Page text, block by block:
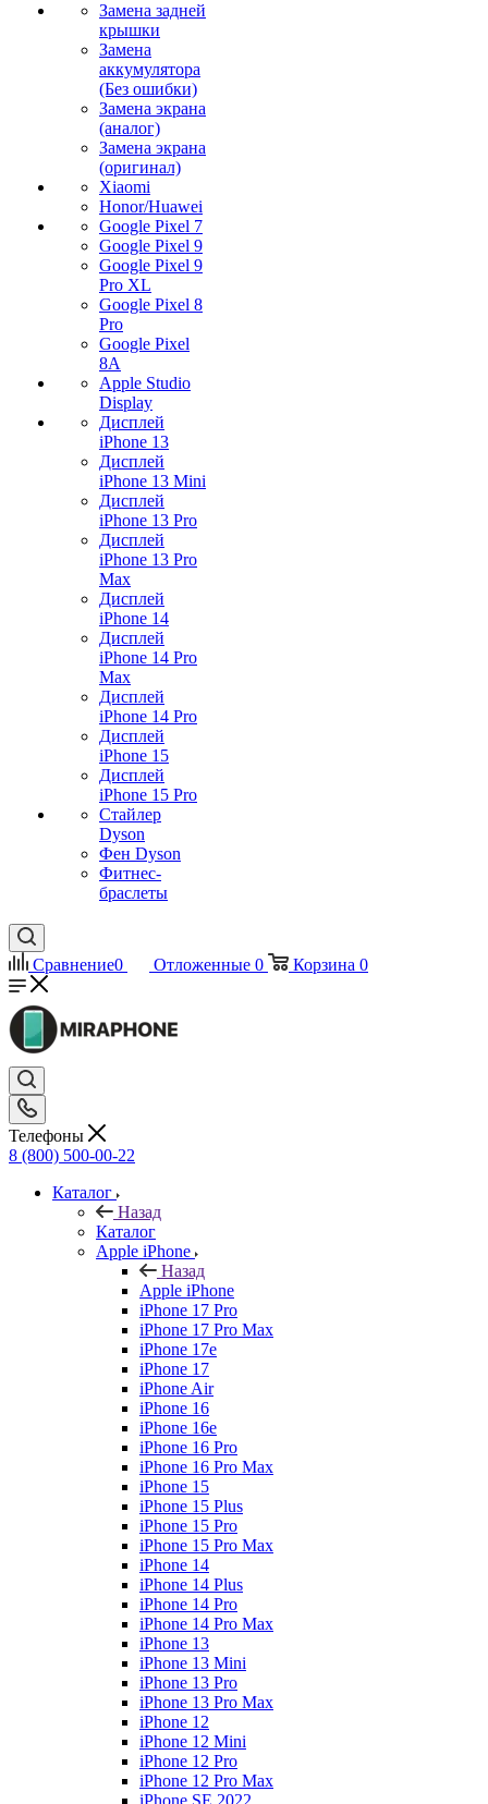
Замена задней
крышки
Замена
аккумулятора
(Без ошибки)
Замена экрана
(аналог)
Замена экрана
(оригинал)
Xiaomi
Honor/Huawei
Google Pixel 7
Google Pixel 9
Google Pixel 9
Pro XL
Google Pixel 8
Pro
Google Pixel
8A
Apple Studio
Display
Дисплей
iPhone 13
Дисплей
iPhone 13 Mini
Дисплей
iPhone 13 Pro
Дисплей
iPhone 13 Pro
Max
Дисплей
iPhone 14
Дисплей
iPhone 14 Pro
Max
Дисплей
iPhone 14 Pro
Дисплей
iPhone 15
Дисплей
iPhone 15 Pro
Стайлер
Dyson
Фен Dyson
Фитнес-
браслеты
Сравнение0 Отложенные 0 Корзина 0
Телефоны
8 (800) 500-00-22
Каталог
Назад
Каталог
Apple iPhone
Назад
Apple iPhone
iPhone 17 Pro
iPhone 17 Pro Max
iPhone 17e
iPhone 17
iPhone Air
iPhone 16
iPhone 16e
iPhone 16 Pro
iPhone 16 Pro Max
iPhone 15
iPhone 15 Plus
iPhone 15 Pro
iPhone 15 Pro Max
iPhone 14
iPhone 14 Plus
iPhone 14 Pro
iPhone 14 Pro Max
iPhone 13
iPhone 13 Mini
iPhone 13 Pro
iPhone 13 Pro Max
iPhone 12
iPhone 12 Mini
iPhone 12 Pro
iPhone 12 Pro Max
iPhone SE 2022